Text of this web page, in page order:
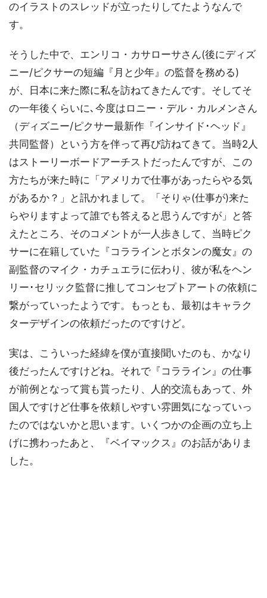
のイラストのスレッドが立ったりしてたようなんで
す。
そうした中で、エンリコ・カサローサさん(後にディズ
ニー/ピクサーの短編『月と少年』の監督を務める)
が、日本に来た際に私を訪ねてきたんです。そしてそ
の一年後くらいに､今度はロニー・デル・カルメンさん
（ディズニー/ピクサー最新作『インサイド･ヘッド』
共同監督）という方を伴って再び訪ねてきて。当時2人
はストーリーボードアーチストだったんですが、この
方たちが来た時に「アメリカで仕事があったらやる気
があるか？」と訊かれまして。「そりゃ(仕事が)来た
らやりますよって誰でも答えると思うんですが」と答
えたところ、そのコメントが一人歩きして、当時ピク
サーに在籍していた『コララインとボタンの魔女』の
副監督のマイク・カチュエラに伝わり、彼が私をヘン
リー･セリック監督に推してコンセプトアートの依頼に
繋がっていったようです。もっとも、最初はキャラク
ターデザインの依頼だったのですけど。
実は、こういった経緯を僕が直接聞いたのも、かなり
後だったんですけどね。それで『コラライン』の仕事
が前例となって賞も貰ったり、人的交流もあって、外
国人ですけど仕事を依頼しやすい雰囲気になっていっ
たのではないかと思います。いくつかの企画の立ち上
げに携わったあと、『ベイマックス』のお話がありま
した。